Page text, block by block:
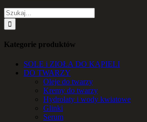
Szukaj
Kategorie produktów
SOLE i ZIOŁA DO KĄPIELI
DO TWARZY
Oleje do twarzy
Kremy do twarzy
Hydrolaty i wody kwiatowe
Glinki
Serum